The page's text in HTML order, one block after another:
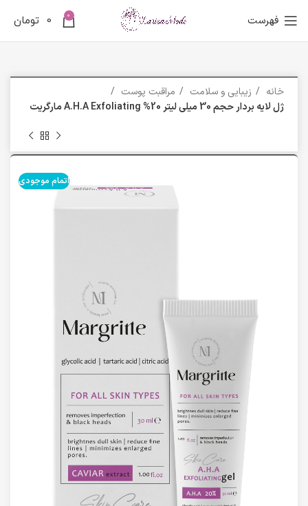
فهرست 0
0 تومان
خانه زیبایی و سلامت
مراقبت پوست
ژل لایه بردار حجم 30 میلی لیتر 20% A.H.A Exfoliating مارگریت
اتمام موجودی